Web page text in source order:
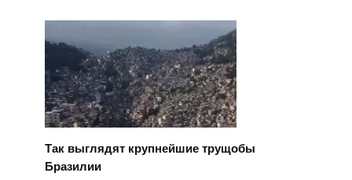
Так выглядят крупнейшие трущобы
Бразилии